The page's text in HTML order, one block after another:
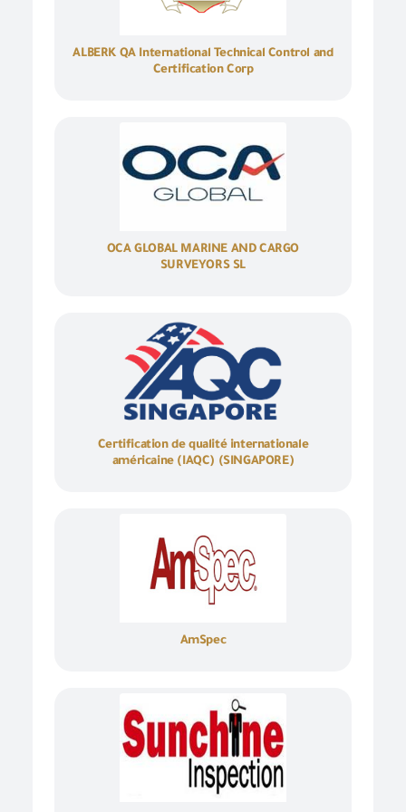
ALBERK QA International Technical Control and
Certification Corp
OCA GLOBAL MARINE AND CARGO
SURVEYORS SL
Certification de qualité internationale
américaine (IAQC) (SINGAPORE)
AmSpec